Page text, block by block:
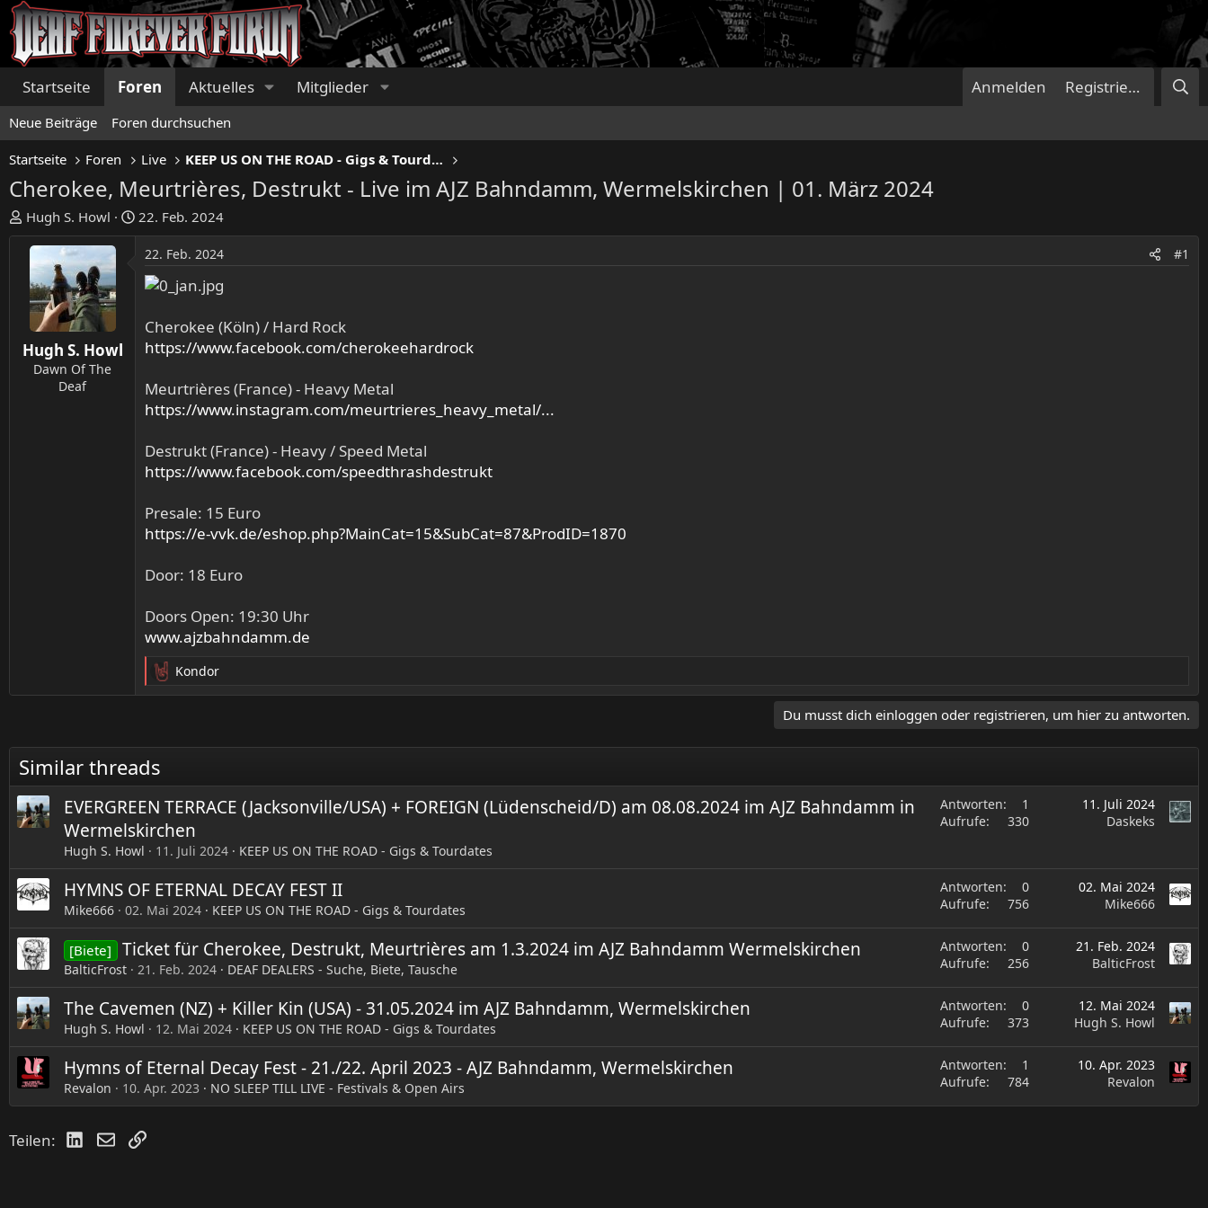
Startseite Foren Aktuelles Mitglieder Anmelden Registrieren
Neue Beiträge Foren durchsuchen
Startseite Foren Live KEEP US ON THE ROAD - Gigs & Tourdates
Cherokee, Meurtrières, Destrukt - Live im AJZ Bahndamm, Wermelskirchen | 01. März 2024
E
r
s
e
e
Hugh S. Howl
E
r
m
22. Feb. 2024
Hugh S. Howl
Dawn Of The
Deaf
22. Feb. 2024 #1
Cherokee (Köln) / Hard Rock
https://www.facebook.com/cherokeehardrock
Meurtrières (France) - Heavy Metal
https://www.instagram.com/meurtrieres_heavy_metal/...
Destrukt (France) - Heavy / Speed Metal
https://www.facebook.com/speedthrashdestrukt
Presale: 15 Euro
https://e-vvk.de/eshop.php?MainCat=15&SubCat=87&ProdID=1870
Door: 18 Euro
Doors Open: 19:30 Uhr
www.ajzbahndamm.de
R
e
t
i
o
n
e
n
Kondor
Du musst dich einloggen oder registrieren, um hier zu antworten.
Similar threads
EVERGREEN TERRACE (Jacksonville/USA) + FOREIGN (Lüdenscheid/D) am 08.08.2024 im AJZ Bahndamm in
Wermelskirchen
Hugh S. Howl 11. Juli 2024 KEEP US ON THE ROAD - Gigs & Tourdates
Antworten
1
Aufrufe
330
11. Juli 2024
Daskeks
HYMNS OF ETERNAL DECAY FEST II
Mike666 02. Mai 2024 KEEP US ON THE ROAD - Gigs & Tourdates
Antworten
0
Aufrufe
756
02. Mai 2024
Mike666
[Biete] Ticket für Cherokee, Destrukt, Meurtrières am 1.3.2024 im AJZ Bahndamm Wermelskirchen
BalticFrost 21. Feb. 2024 DEAF DEALERS - Suche, Biete, Tausche
Antworten
0
Aufrufe
256
21. Feb. 2024
BalticFrost
The Cavemen (NZ) + Killer Kin (USA) - 31.05.2024 im AJZ Bahndamm, Wermelskirchen
Hugh S. Howl 12. Mai 2024 KEEP US ON THE ROAD - Gigs & Tourdates
Antworten
0
Aufrufe
373
12. Mai 2024
Hugh S. Howl
Hymns of Eternal Decay Fest - 21./22. April 2023 - AJZ Bahndamm, Wermelskirchen
Revalon 10. Apr. 2023 NO SLEEP TILL LIVE - Festivals & Open Airs
Antworten
1
Aufrufe
784
10. Apr. 2023
Revalon
Teilen: LinkedIn
E-MailLink